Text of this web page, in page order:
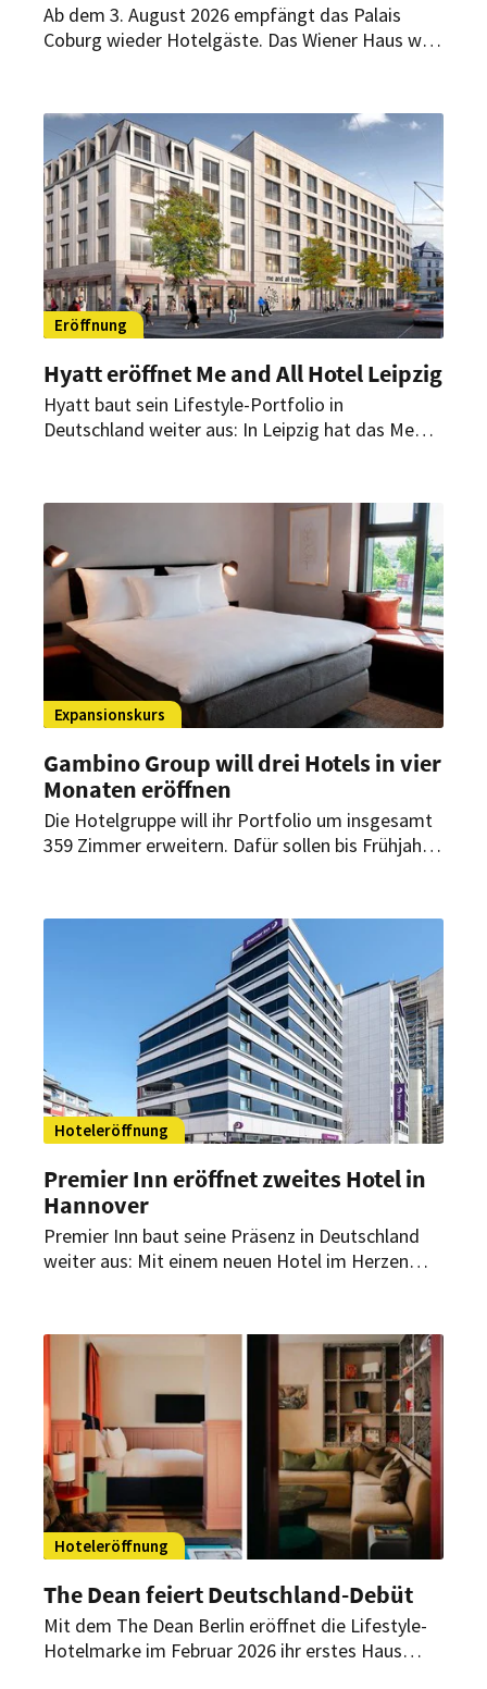
Ab dem 3. August 2026 empfängt das Palais
Coburg wieder Hotelgäste. Das Wiener Haus wird
geführt.
Eröffnung
Hyatt eröffnet Me and All Hotel Leipzig
Hyatt baut sein Lifestyle-Portfolio in
Deutschland weiter aus: In Leipzig hat das Me
das neunte in Europa.
Expansionskurs
Gambino Group will drei Hotels in vier
Monaten eröffnen
Die Hotelgruppe will ihr Portfolio um insgesamt
359 Zimmer erweitern. Dafür sollen bis Frühjahr
Unternehmens kommen dabei zum Einsatz.
Hoteleröffnung
Premier Inn eröffnet zweites Hotel in
Hannover
Premier Inn baut seine Präsenz in Deutschland
weiter aus: Mit einem neuen Hotel im Herzen
Hotel der Gruppe in Deutschland.
Hoteleröffnung
The Dean feiert Deutschland-Debüt
Mit dem The Dean Berlin eröffnet die Lifestyle-
Hotelmarke im Februar 2026 ihr erstes Haus